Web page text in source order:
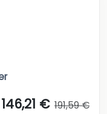
146,21 € 191,59 €